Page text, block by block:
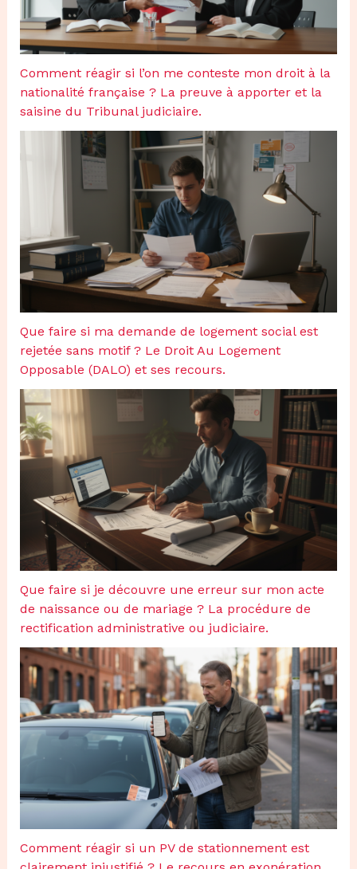
Comment réagir si l’on me conteste mon droit à la
nationalité française ? La preuve à apporter et la
saisine du Tribunal judiciaire.
Que faire si ma demande de logement social est
rejetée sans motif ? Le Droit Au Logement
Opposable (DALO) et ses recours.
Que faire si je découvre une erreur sur mon acte
de naissance ou de mariage ? La procédure de
rectification administrative ou judiciaire.
Comment réagir si un PV de stationnement est